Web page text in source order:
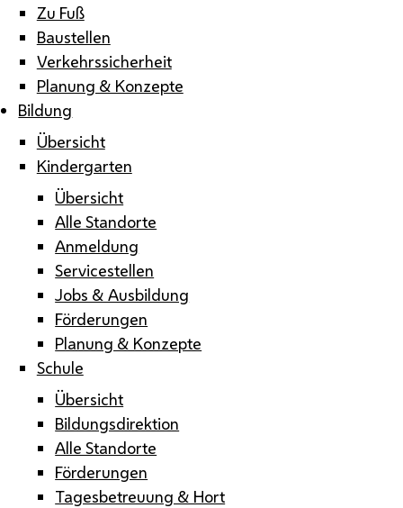
Zu Fuß
Baustellen
Verkehrssicherheit
Planung & Konzepte
Bildung
Übersicht
Kindergarten
Übersicht
Alle Standorte
Anmeldung
Servicestellen
Jobs & Ausbildung
Förderungen
Planung & Konzepte
Schule
Übersicht
Bildungsdirektion
Alle Standorte
Förderungen
Tagesbetreuung & Hort